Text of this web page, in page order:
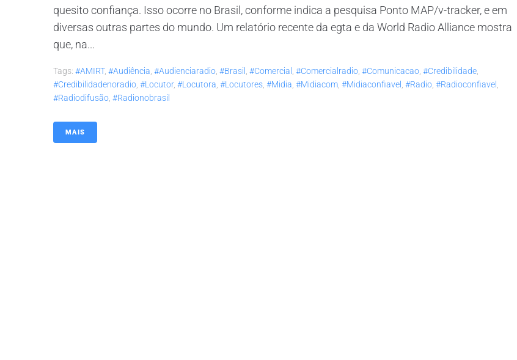
quesito confiança. Isso ocorre no Brasil, conforme indica a pesquisa Ponto MAP/v-tracker, e em
diversas outras partes do mundo. Um relatório recente da egta e da World Radio Alliance mostra
que, na...
Tags: #AMIRT, #audiência #audienciaradio #brasil #comercial #comercialradio #comunicacao #credibilidade
#credibilidadenoradio #locutor, #locutora #locutores #midia #midiacom #midiaconfiavel #radio #radioconfiavel
#radiodifusão #radionobrasil
MAIS